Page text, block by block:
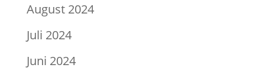
August 2024
Juli 2024
Juni 2024